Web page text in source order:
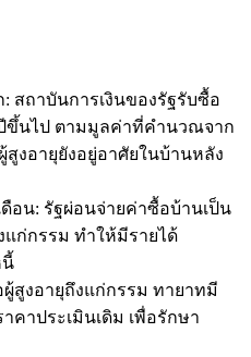
สถาบันการเงินของรัฐรับซื้อ
ขึ้นไป ตามมูลค่าที่คำนวณจาก
งอายุยังอยู่อาศัยในบ้านหลัง
ดือน: รัฐผ่อนจ่ายค่าซื้อบ้านเป็น
แก่กรรม ทำให้มีรายได้
นี้
สูงอายุถึงแก่กรรม ทายาทมี
าประเมินเดิม เพื่อรักษา